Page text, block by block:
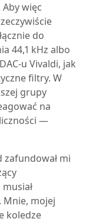
więc
do
44,1 kHz albo
u Vivaldi, jak
filtry. W
grupy
na
—
mi
mojej
koledze